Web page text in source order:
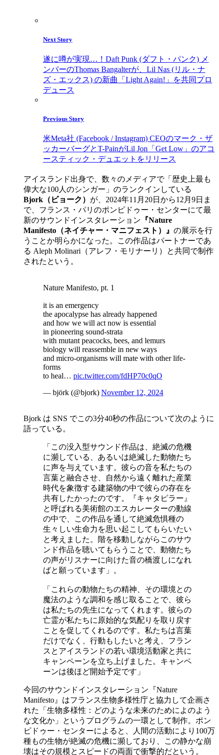
Next Story
遂に噂が実現…！Daft Punk (ダフト・パンク) メ
ンバーのThomas Bangalterが、Lil Nas (リル・ナ
ズ・エックス) の新曲「Light Again!」を共同プロ
デュース
Previous Story
米Meta社 (Facebook / Instagram) CEOのマーク・ザ
ッカーバーグとT-PainがLil Jon「Get Low」のアコ
ースティック・デュエットをリリース
アイスランド出身で、数々のメディアで「歴史上最も
偉大な100人のシンガー」のランクインしている
Bjork（ビョーク） が、2024年11月20日から12月9日ま
で、フランス・パリのポンピドゥー・センターにて最
新のサウンドインスタレーション 『Nature
Manifesto（ネイチャー・マニフェスト）』 の展示を行
うことか明らかになった。この作品はパートナーであ
る Aleph Molinari（アレフ・モリナーリ）と共同で制作
されたという。
Nature Manifesto, pt. 1
it is an emergency
the apocalypse has already happened
and how we will act now is essential
in pioneering sound-strata
with mutant peacocks, bees, and lemurs
biology will reassemble in new ways
and micro-organisms will mate with other life-
forms
to heal… pic.twitter.com/fdHP70c0qO
— björk (@bjork) November 12, 2024
Bjork は SNS でこの3分40秒の作品について次のように
語っている。
「この没入型サウンド作品は、絶滅の危機
に瀕している、あるいは絶滅した動物たち
に声を与えています。彼らの音を私たちの
言葉と融合させ、自然から遠く離れた産業
時代を象徴する建築物の中で彼らの存在を
共有したかったのです。『キャタピラー』
と呼ばれる美術館のエスカレーターの動線
の中で、この作品を通して絶滅危惧種の
生々しい生命力を思い起こしてもらいたい
と考えました。階を移動しながらこのサウ
ンド作品を聴いてもらうことで、動物たち
の声がリスナーに向けた音の橋渡しになれ
ばと願っています」。
「これらの動物たちの精神、その環境との
魔法のような調和を感じ取ることで、彼ら
は私たちの先生になってくれます。彼らの
亡霊が私たちに原始的な気配りを取り戻す
ことを促してくれるのです。私たちは言葉
だけでなく、行動もしたいと考え、フラン
スとアイスランドの若い環境活動家と共に
キャンペーンを立ち上げました。キャンペ
ーンは後ほど開始予定です」
今回のサウンドインスタレーション『Nature
Manifesto』はフランス生物多様性庁と協力して企画さ
れた「生物多様性：どのような未来のためによのよう
な文化か」というプログラムの一環として制作。ポン
ピドゥー・センターによると、人間の活動により100万
種もの生物が絶滅の危機に瀕しており、この静かな崩
壊はその規模とスピードの両面で衝撃的だという。